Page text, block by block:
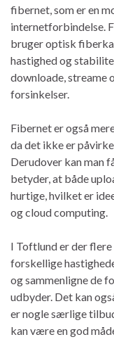
fibernet, som er en
internetforbindelse.
bruger optisk
hastighed og
downloade, streame
forsinkelser.
Fibernet er også
da det ikke er
Derudover kan man
betyder, at både
hurtige, hvilket er
og cloud computing.
I Toftlund er der
forskellige
og sammenligne de
udbyder. Det kan
er nogle særlige
kan være en god